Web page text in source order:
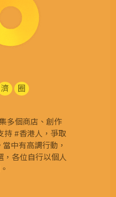
濟 圈
多個商店、創作
持 #香港人，爭取
中有高調行動，
，各位自行以個人